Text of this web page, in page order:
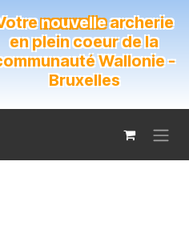
nouvellearcherie
en plein coeur de la
Wallonie -
Bruxelles